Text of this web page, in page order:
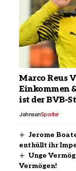
Marco Reus
Einkommen
ist der BVB-
JohnsonSportler
Jerome
enthüllt ihr
Unge
Vermögen!